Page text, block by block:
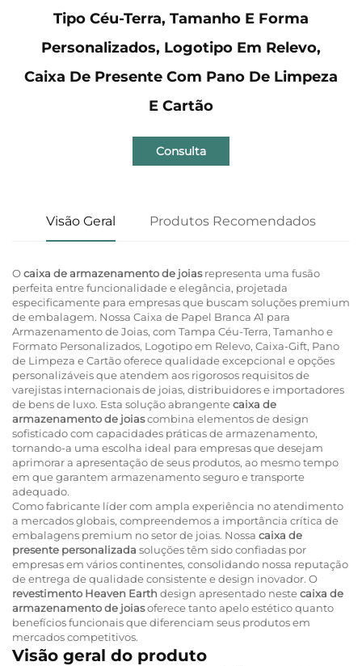
Tipo Céu-Terra, Tamanho E Forma
Personalizados, Logotipo Em Relevo,
Caixa De Presente Com Pano De Limpeza
E Cartão
Consulta
Visão Geral Produtos Recomendados
Ocaixa de armazenamento de joiasrepresenta uma fusão
perfeita entre funcionalidade e elegância, projetada
especificamente para empresas que buscam soluções premium
de embalagem. Nossa Caixa de Papel Branca A1 para
Armazenamento de Joias, com Tampa Céu-Terra, Tamanho e
Formato Personalizados, Logotipo em Relevo, Caixa-Gift, Pano
de Limpeza e Cartão oferece qualidade excepcional e opções
personalizáveis que atendem aos rigorosos requisitos de
varejistas internacionais de joias, distribuidores e importadores
de bens de luxo. Esta solução abrangentecaixa de
armazenamento de joiascombina elementos de design
sofisticado com capacidades práticas de armazenamento,
tornando-a uma escolha ideal para empresas que desejam
aprimorar a apresentação de seus produtos, ao mesmo tempo
em que garantem armazenamento seguro e transporte
adequado.
Como fabricante líder com ampla experiência no atendimento
a mercados globais, compreendemos a importância crítica de
embalagens premium no setor de joias. Nossa caixa de
presente personalizada soluções têm sido confiadas por
empresas em vários continentes, consolidando nossa reputação
de entrega de qualidade consistente e design inovador. O
revestimento Heaven Earth design apresentado nestecaixa de
armazenamento de joiasoferece tanto apelo estético quanto
benefícios funcionais que diferenciam seus produtos em
mercados competitivos.
Visão geral do produto